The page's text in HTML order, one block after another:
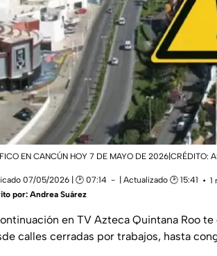
EN CANCÚN HOY 7 DE MAYO DE 2026|CRÉDITO:
07/05/2026 | 🕑 07:14 | Actualizado 🕑 15:41
1
por: Andrea Suárez
en TV Azteca Quintana Roo
calles cerradas por trabajos, hasta